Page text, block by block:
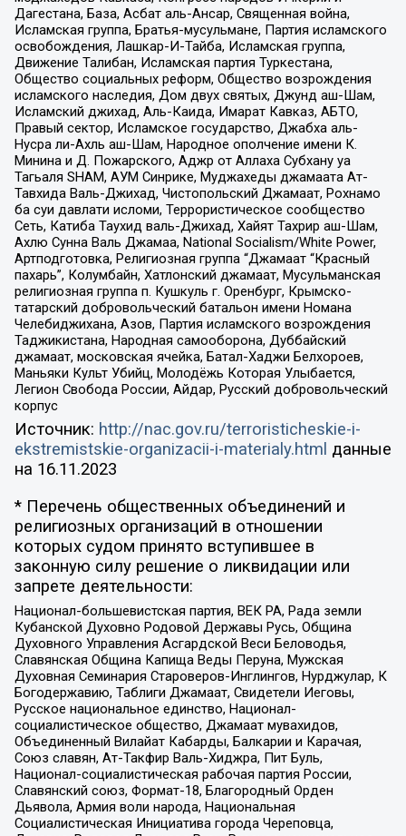
Дагестана, База, Асбат аль-Ансар, Священная война,
Исламская группа, Братья-мусульмане, Партия исламского
освобождения, Лашкар-И-Тайба, Исламская группа,
Движение Талибан, Исламская партия Туркестана,
Общество социальных реформ, Общество возрождения
исламского наследия, Дом двух святых, Джунд аш-Шам,
Исламский джихад, Аль-Каида, Имарат Кавказ, АБТО,
Правый сектор, Исламское государство, Джабха аль-
Нусра ли-Ахль аш-Шам, Народное ополчение имени К.
Минина и Д. Пожарского, Аджр от Аллаха Субхану уа
Тагьаля SHAM, АУМ Синрике, Муджахеды джамаата Ат-
Тавхида Валь-Джихад, Чистопольский Джамаат, Рохнамо
ба суи давлати исломи, Террористическое сообщество
Сеть, Катиба Таухид валь-Джихад, Хайят Тахрир аш-Шам,
Ахлю Сунна Валь Джамаа, National Socialism/White Power,
Артподготовка, Религиозная группа “Джамаат “Красный
пахарь”, Колумбайн, Хатлонский джамаат, Мусульманская
религиозная группа п. Кушкуль г. Оренбург, Крымско-
татарский добровольческий батальон имени Номана
Челебиджихана, Азов, Партия исламского возрождения
Таджикистана, Народная самооборона, Дуббайский
джамаат, московская ячейка, Батал-Хаджи Белхороев,
Маньяки Культ Убийц, Молодёжь Которая Улыбается,
Легион Свобода России, Айдар, Русский добровольческий
корпус
Источник: http://nac.gov.ru/terroristicheskie-i-
ekstremistskie-organizacii-i-materialy.html данные
на 16.11.2023
* Перечень общественных объединений и
религиозных организаций в отношении
которых судом принято вступившее в
законную силу решение о ликвидации или
запрете деятельности:
Национал-большевистская партия, ВЕК РА, Рада земли
Кубанской Духовно Родовой Державы Русь, Община
Духовного Управления Асгардской Веси Беловодья,
Славянская Община Капища Веды Перуна, Мужская
Духовная Семинария Староверов-Инглингов, Нурджулар, К
Богодержавию, Таблиги Джамаат, Свидетели Иеговы,
Русское национальное единство, Национал-
социалистическое общество, Джамаат мувахидов,
Объединенный Вилайат Кабарды, Балкарии и Карачая,
Союз славян, Ат-Такфир Валь-Хиджра, Пит Буль,
Национал-социалистическая рабочая партия России,
Славянский союз, Формат-18, Благородный Орден
Дьявола, Армия воли народа, Национальная
Социалистическая Инициатива города Череповца,